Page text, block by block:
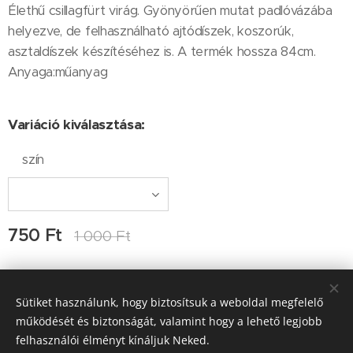
Élethű csillagfürt virág. Gyönyörűen mutat padlóvázába
helyezve, de felhasználható ajtódíszek, koszorúk,
asztaldíszek készítéséhez is. A termék hossza 84cm.
Anyaga:műanyag
Variáció kiválasztása:
szín
750 Ft 1 000Ft
Kapcsolat: Ocskay-Tulkán Ágnes, Ocskay Lehel, e-
mail:info@kertiamfora.hu, tel.: +3620-420-9597; H-P 9-17 óra
között hívható
Sütiket használunk, hogy biztosítsuk a weboldal megfelelő
működését és biztonságát, valamint hogy a lehető legjobb
felhasználói élményt kínáljuk Neked.